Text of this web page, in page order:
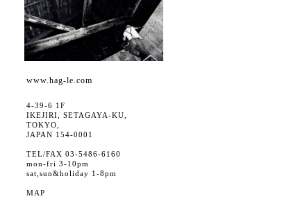
www.hag-le.com
4-39-6 1F
IKEJIRI, SETAGAYA-KU,
TOKYO,
JAPAN 154-0001
TEL/FAX 03-5486-6160
mon-fri 3-10pm
sat,sun&holiday 1-8pm
MAP